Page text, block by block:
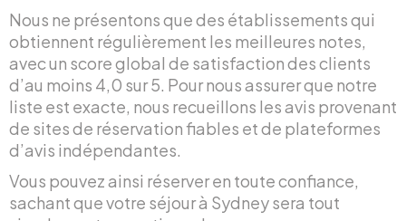
Nous ne présentons que des établissements qui
obtiennent régulièrement les meilleures notes,
avec un score global de satisfaction des clients
d’au moins 4,0 sur 5. Pour nous assurer que notre
liste est exacte, nous recueillons les avis provenant
de sites de réservation fiables et de plateformes
d’avis indépendantes.
Vous pouvez ainsi réserver en toute confiance,
sachant que votre séjour à Sydney sera tout